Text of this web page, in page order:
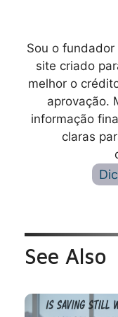
Sou o
site criado
melhor o
aprovação.
informação
claras
See Also